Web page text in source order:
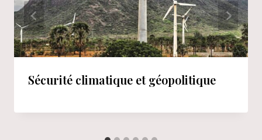
Sécurité climatique et géopolitique